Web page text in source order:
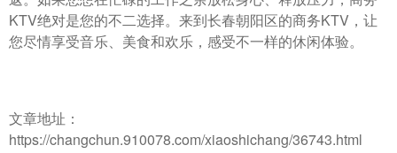
KTV绝对是您的不二选择。来到长春朝阳区的商务KTV，让
您尽情享受音乐、美食和欢乐，感受不一样的休闲体验。
文章地址：
https://changchun.910078.com/xiaoshichang/36743.html